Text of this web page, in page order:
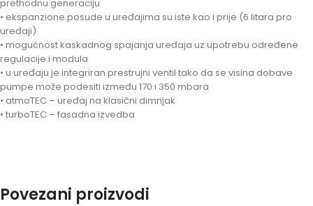
prethodnu generaciju
• ekspanzione posude u uređajima su iste kao i prije (6 litara pro
uređaji)
• mogućnost kaskadnog spajanja uređaja uz upotrebu određene
regulacije i modula
• u uređaju je integriran prestrujni ventil tako da se visina dobave
pumpe može podesiti između 170 i 350 mbara
• atmoTEC – uređaj na klasični dimnjak
• turboTEC – fasadna izvedba
Povezani proizvodi